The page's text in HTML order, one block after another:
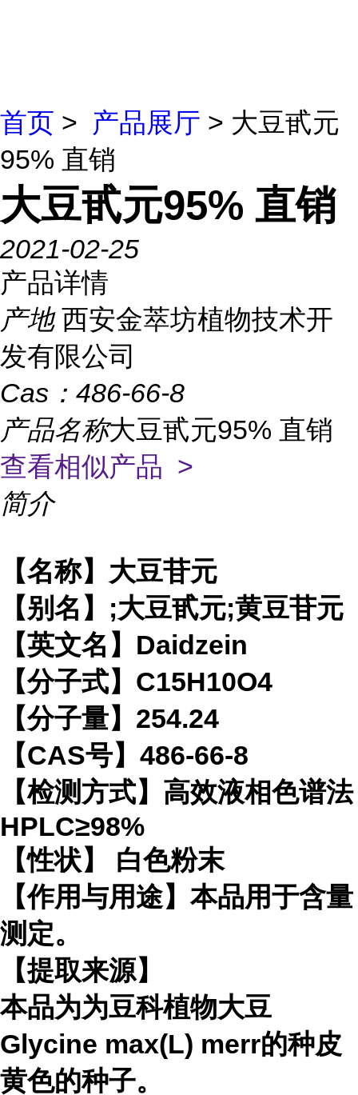
首页 > 产品展厅 > 大豆甙元
95% 直销
大豆甙元95% 直销
2021-02-25
产品详情
产地 西安金萃坊植物技术开
发有限公司
Cas： 486-66-8
产品名称大豆甙元95% 直销
查看相似产品 >
简介
【名称】大豆苷元
【别名】;大豆甙元;黄豆苷元
【英文名】Daidzein
【分子式】C15H10O4
【分子量】254.24
【CAS号】486-66-8
【检测方式】高效液相色谱法
HPLC≥98%
【性状】 白色粉末
【作用与用途】本品用于含量
测定。
【提取来源】
本品为为豆科植物大豆
Glycine max(L) merr的种皮
黄色的种子。